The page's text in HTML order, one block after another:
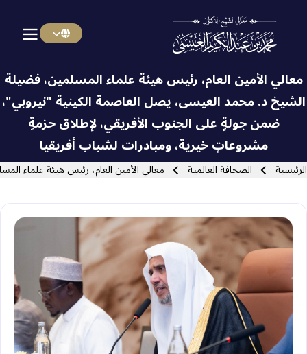
Skip to main navigation
Close search
معالي الأمين العام، رئيس هيئة علماء المسلمين، فضيلة
الشيخ د. ⁧‫محمد العيسى‬⁩، يصل العاصمة الكينية "نيروبي"،
ضمن جولةٍ على الجنوب الأفريقي، لإطلاق حزمةِ
مشروعاتٍ خيرية، ومبادرات لشباب أفريقيا
مسار التنقل
الرئيسية الصحافة العالمية معالي الأمين العام، رئيس هيئة علماء